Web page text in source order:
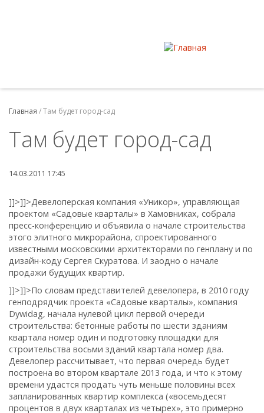
Главная /Там будет город-сад
Там будет город-сад
14.03.2011 17:45
]]>]]>Девелоперская компания «Уникор», управляющая
проектом «Садовые кварталы» в Хамовниках, собрала
пресс-конференцию и объявила о начале строительства
этого элитного микрорайона, спроектированного
известными московскими архитекторами по генплану и по
дизайн-коду Сергея Скуратова. И заодно о начале
продажи будущих квартир.
]]>]]>По словам представителей девелопера, в 2010 году
генподрядчик проекта «Садовые кварталы», компания
Dywidag, начала нулевой цикл первой очереди
строительства: бетонные работы по шести зданиям
квартала номер один и подготовку площадки для
строительства восьми зданий квартала номер два.
Девелопер рассчитывает, что первая очередь будет
построена во втором квартале 2013 года, и что к этому
времени удастся продать чуть меньше половины всех
запланированных квартир комплекса («восемьдесят
процентов в двух кварталах из четырех», это примерно